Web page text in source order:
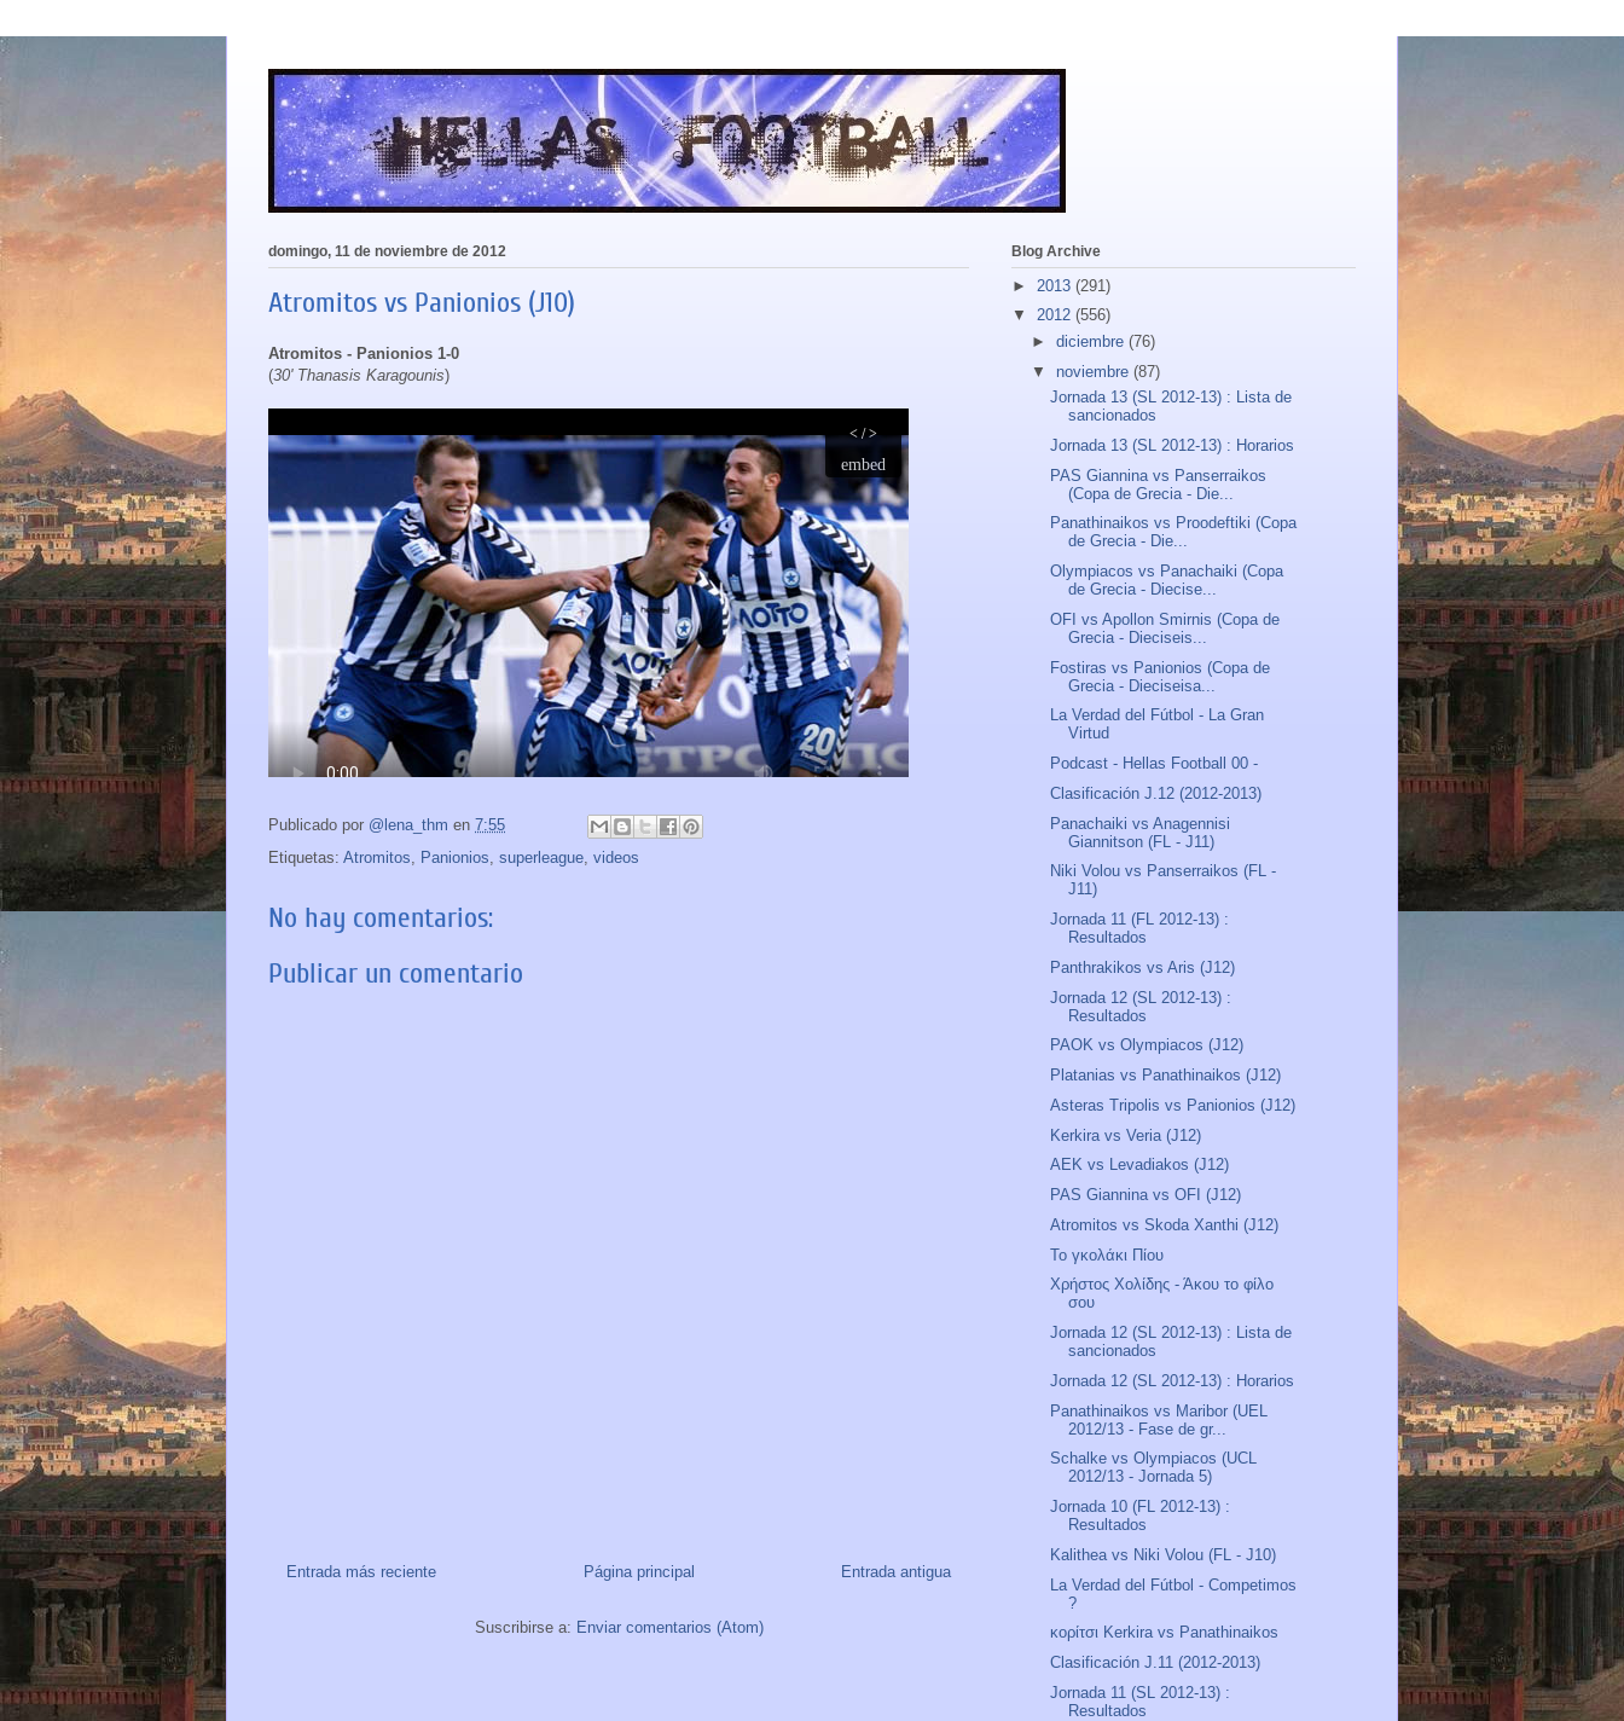
domingo, 11 de noviembre de 2012
Atromitos vs Panionios (J10)
Atromitos - Panionios 1-0
(30' Thanasis Karagounis)
Publicado por @lena_thm en 7:55
Etiquetas: Atromitos Panionios superleague videos
No hay comentarios:
Publicar un comentario
Entrada más reciente Entrada antigua
Página principal
Suscribirse a: Enviar comentarios (Atom)
Blog Archive
► 2013 (291)
▼ 2012 (556)
► diciembre (76)
▼ noviembre (87)
Jornada 13 (SL 2012-13) : Lista de
sancionados
Jornada 13 (SL 2012-13) : Horarios
PAS Giannina vs Panserraikos
(Copa de Grecia - Die...
Panathinaikos vs Proodeftiki (Copa
de Grecia - Die...
Olympiacos vs Panachaiki (Copa
de Grecia - Diecise...
OFI vs Apollon Smirnis (Copa de
Grecia - Dieciseis...
Fostiras vs Panionios (Copa de
Grecia - Dieciseisa...
La Verdad del Fútbol - La Gran
Virtud
Podcast - Hellas Football 00 -
Clasificación J.12 (2012-2013)
Panachaiki vs Anagennisi
Giannitson (FL - J11)
Niki Volou vs Panserraikos (FL -
J11)
Jornada 11 (FL 2012-13) :
Resultados
Panthrakikos vs Aris (J12)
Jornada 12 (SL 2012-13) :
Resultados
PAOK vs Olympiacos (J12)
Platanias vs Panathinaikos (J12)
Asteras Tripolis vs Panionios (J12)
Kerkira vs Veria (J12)
AEK vs Levadiakos (J12)
PAS Giannina vs OFI (J12)
Atromitos vs Skoda Xanthi (J12)
Το γκολάκι Πίου
Χρήστος Χολίδης - Άκου το φίλο
σου
Jornada 12 (SL 2012-13) : Lista de
sancionados
Jornada 12 (SL 2012-13) : Horarios
Panathinaikos vs Maribor (UEL
2012/13 - Fase de gr...
Schalke vs Olympiacos (UCL
2012/13 - Jornada 5)
Jornada 10 (FL 2012-13) :
Resultados
Kalithea vs Niki Volou (FL - J10)
La Verdad del Fútbol - Competimos
?
κορίτσι Kerkira vs Panathinaikos
Clasificación J.11 (2012-2013)
Jornada 11 (SL 2012-13) :
Resultados